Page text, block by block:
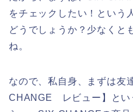
をチェックしたい！という
どうでしょうか？少なくと
ね。
なので、私自身、まずは友
CHANGE レビュー】とい